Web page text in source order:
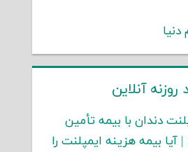
آنلاین
دندان با بیمه تأمین
اجتماعی 1405 | آیا بیمه هزینه ایمپلنت را